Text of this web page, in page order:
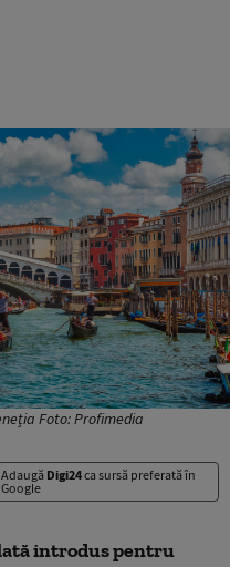
Foto: Profimedia
Adaugă Digi24ca sursă preferată în
Google
introdus pentru